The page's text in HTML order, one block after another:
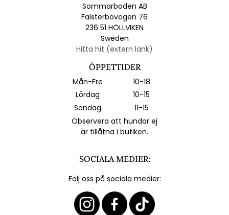
Sommarboden AB
Falsterbovägen 76
236 51 HÖLLVIKEN
Sweden
Hitta hit (extern länk)
ÖPPETTIDER
Mån-Fre
10-18
Lördag
10-15
Söndag
11-15
Observera att hundar ej
är tillåtna i butiken.
SOCIALA MEDIER:
Följ oss på sociala medier: